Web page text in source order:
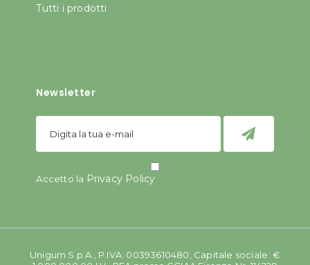
Tutti i prodotti
Newsletter
Accetto la Privacy Policy
Unigum S.p.A., P.IVA: 00393610480, Capitale sociale: €